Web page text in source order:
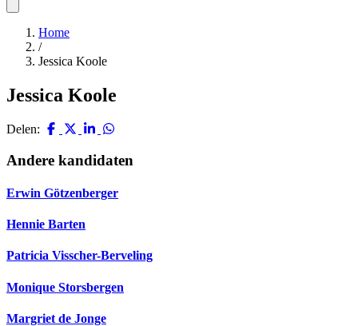
Home
/
Jessica Koole
Jessica Koole
Delen:
Andere kandidaten
Erwin Götzenberger
Hennie Barten
Patricia Visscher-Berveling
Monique Storsbergen
Margriet de Jonge